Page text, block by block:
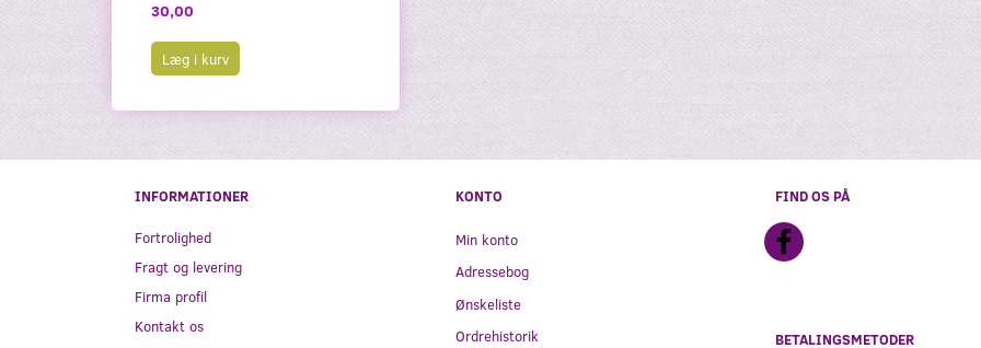
30,00
Læg i kurv Læg i kurv
29,95
Læg i kurv
15,00
Læg i kurv
INFORMATIONER
Fortrolighed
Fragt og levering
Firma profil
Kontakt os
KONTO
Min konto
Adressebog
Ønskeliste
Ordrehistorik
FIND OS PÅ
BETALINGSMETODER